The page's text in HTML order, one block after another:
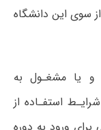
سوی این دانشگاه
و یا مشغـول به
استفـاده از